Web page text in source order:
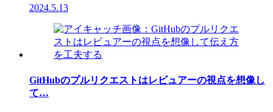
2024.5.13
GitHubのプルリクエストはレビュアーの視点を想像し
て…